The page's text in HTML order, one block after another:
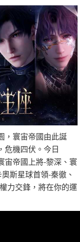
，寰宙帝國由此誕
危機四伏。今日
宙帝國上將-黎深、寰
斯星球首領-秦徹、
力交鋒，將在你的運